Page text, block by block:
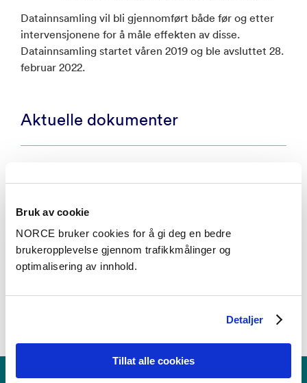
Bruk av cookie
NORCE bruker cookies for å gi deg en bedre
brukeropplevelse gjennom trafikkmålinger og
optimalisering av innhold.
Detaljer
Tillat alle cookies
Datainnsamling vil bli gjennomført både før og etter
intervensjonene for å måle effekten av disse.
Datainnsamling startet våren 2019 og ble avsluttet 28.
februar 2022.
Aktuelle dokumenter
Pilot legevakt evaluering - 2022 PDF